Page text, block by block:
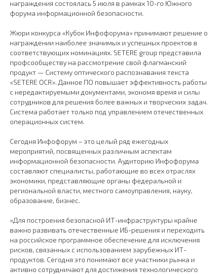
награждения состоялась 5 июля в рамках 10-го Южного
форума информационной безопасности.
Жюри конкурса «Кубок Инфофорума» принимают решение о
награждении наиболее значимых и успешных проектов в
соответствующих номинациях. SETERE group представила
профсообществу на рассмотрение свой флагманский
продукт — Систему оптического распознавания текста
«SETERE OCR». Данное ПО повышает эффективность работы
с нередактируемыми документами, экономя время и силы
сотрудников для решения более важных и творческих задач.
Система работает только под управлением отечественных
операционных систем.
Сегодня Инфофорум – это целый ряд ежегодных
мероприятий, посвященных различным аспектам
информационной безопасности. Аудиторию Инфофорума
составляют специалисты, работающие во всех отраслях
экономики, представляющие органы федеральной и
региональной власти, местного самоуправления, науку,
образование, бизнес.
«Для построения безопасной ИТ-инфраструктуры крайне
важно развивать отечественные ИБ-решения и переходить
на российское программное обеспечение для исключения
рисков, связанных с использованием зарубежных ИТ-
продуктов. Сегодня это понимают все участники рынка и
активно сотрудничают для достижения технологического